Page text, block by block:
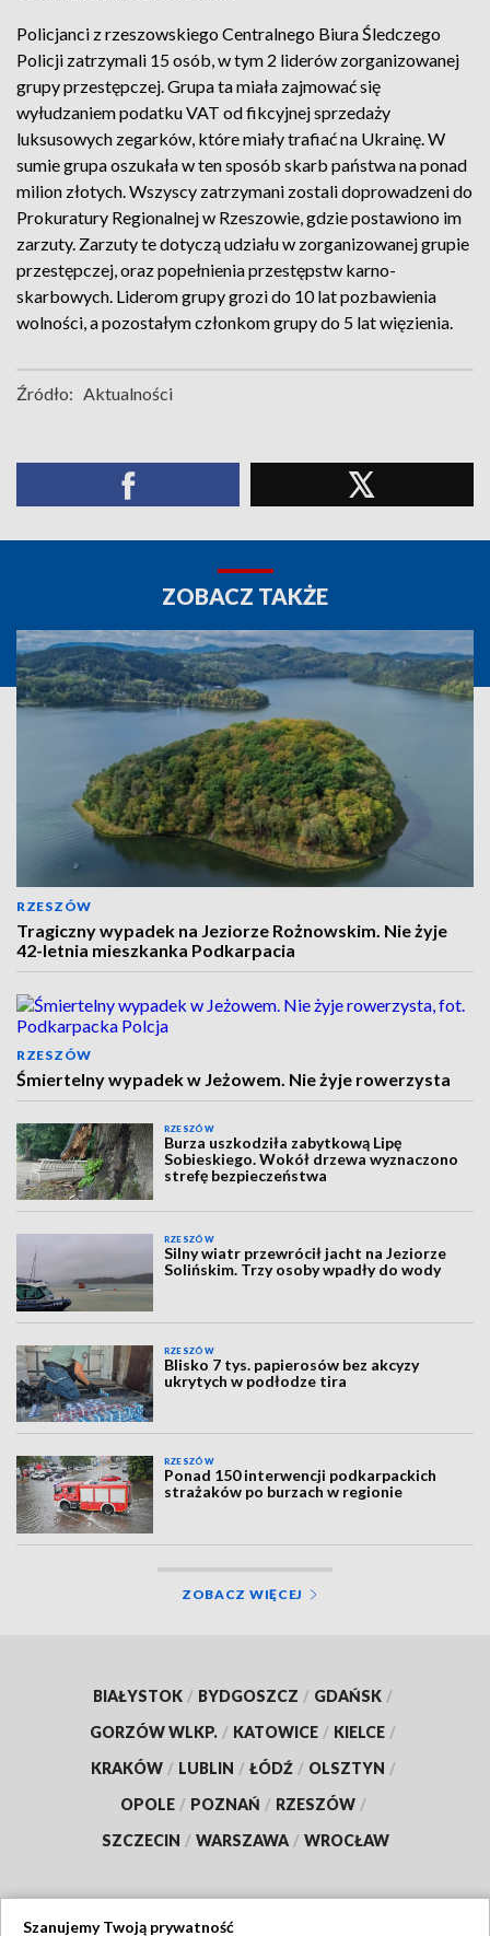
Policjanci z rzeszowskiego Centralnego Biura Śledczego
Policji zatrzymali 15 osób, w tym 2 liderów zorganizowanej
grupy przestępczej. Grupa ta miała zajmować się
wyłudzaniem podatku VAT od fikcyjnej sprzedaży
luksusowych zegarków, które miały trafiać na Ukrainę. W
sumie grupa oszukała w ten sposób skarb państwa na ponad
milion złotych. Wszyscy zatrzymani zostali doprowadzeni do
Prokuratury Regionalnej w Rzeszowie, gdzie postawiono im
zarzuty. Zarzuty te dotyczą udziału w zorganizowanej grupie
przestępczej, oraz popełnienia przestępstw karno-
skarbowych. Liderom grupy grozi do 10 lat pozbawienia
wolności, a pozostałym członkom grupy do 5 lat więzienia.
Źródło: Aktualności
ZOBACZ TAKŻE
RZESZÓW
Tragiczny wypadek na Jeziorze Rożnowskim. Nie żyje
42-letnia mieszkanka Podkarpacia
RZESZÓW
Śmiertelny wypadek w Jeżowem. Nie żyje rowerzysta
RZESZÓW
Burza uszkodziła zabytkową Lipę
Sobieskiego. Wokół drzewa wyznaczono
strefę bezpieczeństwa
RZESZÓW
Silny wiatr przewrócił jacht na Jeziorze
Solińskim. Trzy osoby wpadły do wody
RZESZÓW
Blisko 7 tys. papierosów bez akcyzy
ukrytych w podłodze tira
RZESZÓW
Ponad 150 interwencji podkarpackich
strażaków po burzach w regionie
ZOBACZ WIĘCEJ
BIAŁYSTOK / BYDGOSZCZ / GDAŃSK /
GORZÓW WLKP. / KATOWICE / KIELCE /
KRAKÓW / LUBLIN / ŁÓDŹ / OLSZTYN /
OPOLE / POZNAŃ / RZESZÓW /
SZCZECIN / WARSZAWA / WROCŁAW
Szanujemy Twoją prywatność